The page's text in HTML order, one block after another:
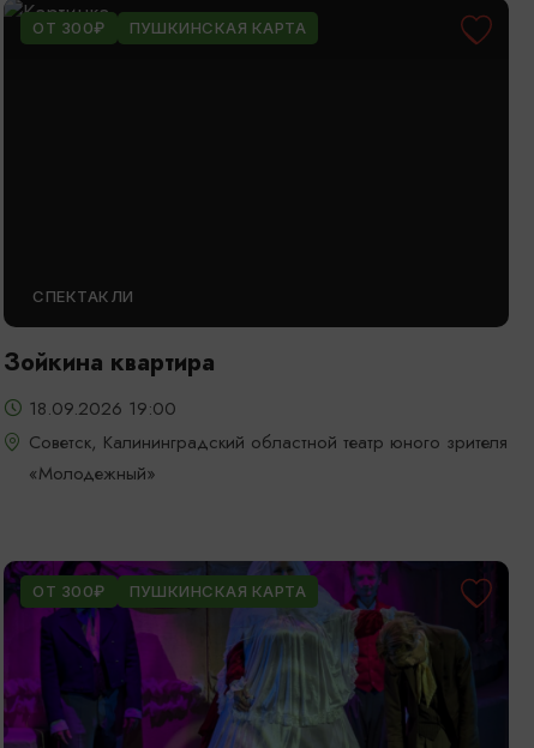
ОТ 300₽ ПУШКИНСКАЯ КАРТА
СПЕКТАКЛИ
Зойкина квартира
18.09.2026 19:00
Советск, Калининградский областной театр юного зрителя
«Молодежный»
ОТ 300₽ ПУШКИНСКАЯ КАРТА